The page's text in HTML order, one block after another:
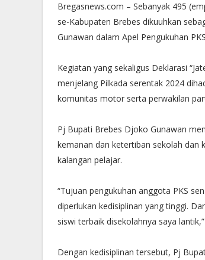
Bregasnews.com – Sebanyak 495
se-Kabupaten Brebes dikuuhkan
Gunawan dalam Apel Pengukuhan
Kegiatan yang sekaligus Deklarasi
menjelang Pilkada serentak 2024
komunitas motor serta perwakilan
Pj Bupati Brebes Djoko Gunawan
kemanan dan ketertiban sekolah dan
kalangan pelajar.
“Tujuan pengukuhan anggota PKS
diperlukan kedisiplinan yang tinggi.
siswi terbaik disekolahnya saya
Dengan kedisiplinan tersebut, Pj